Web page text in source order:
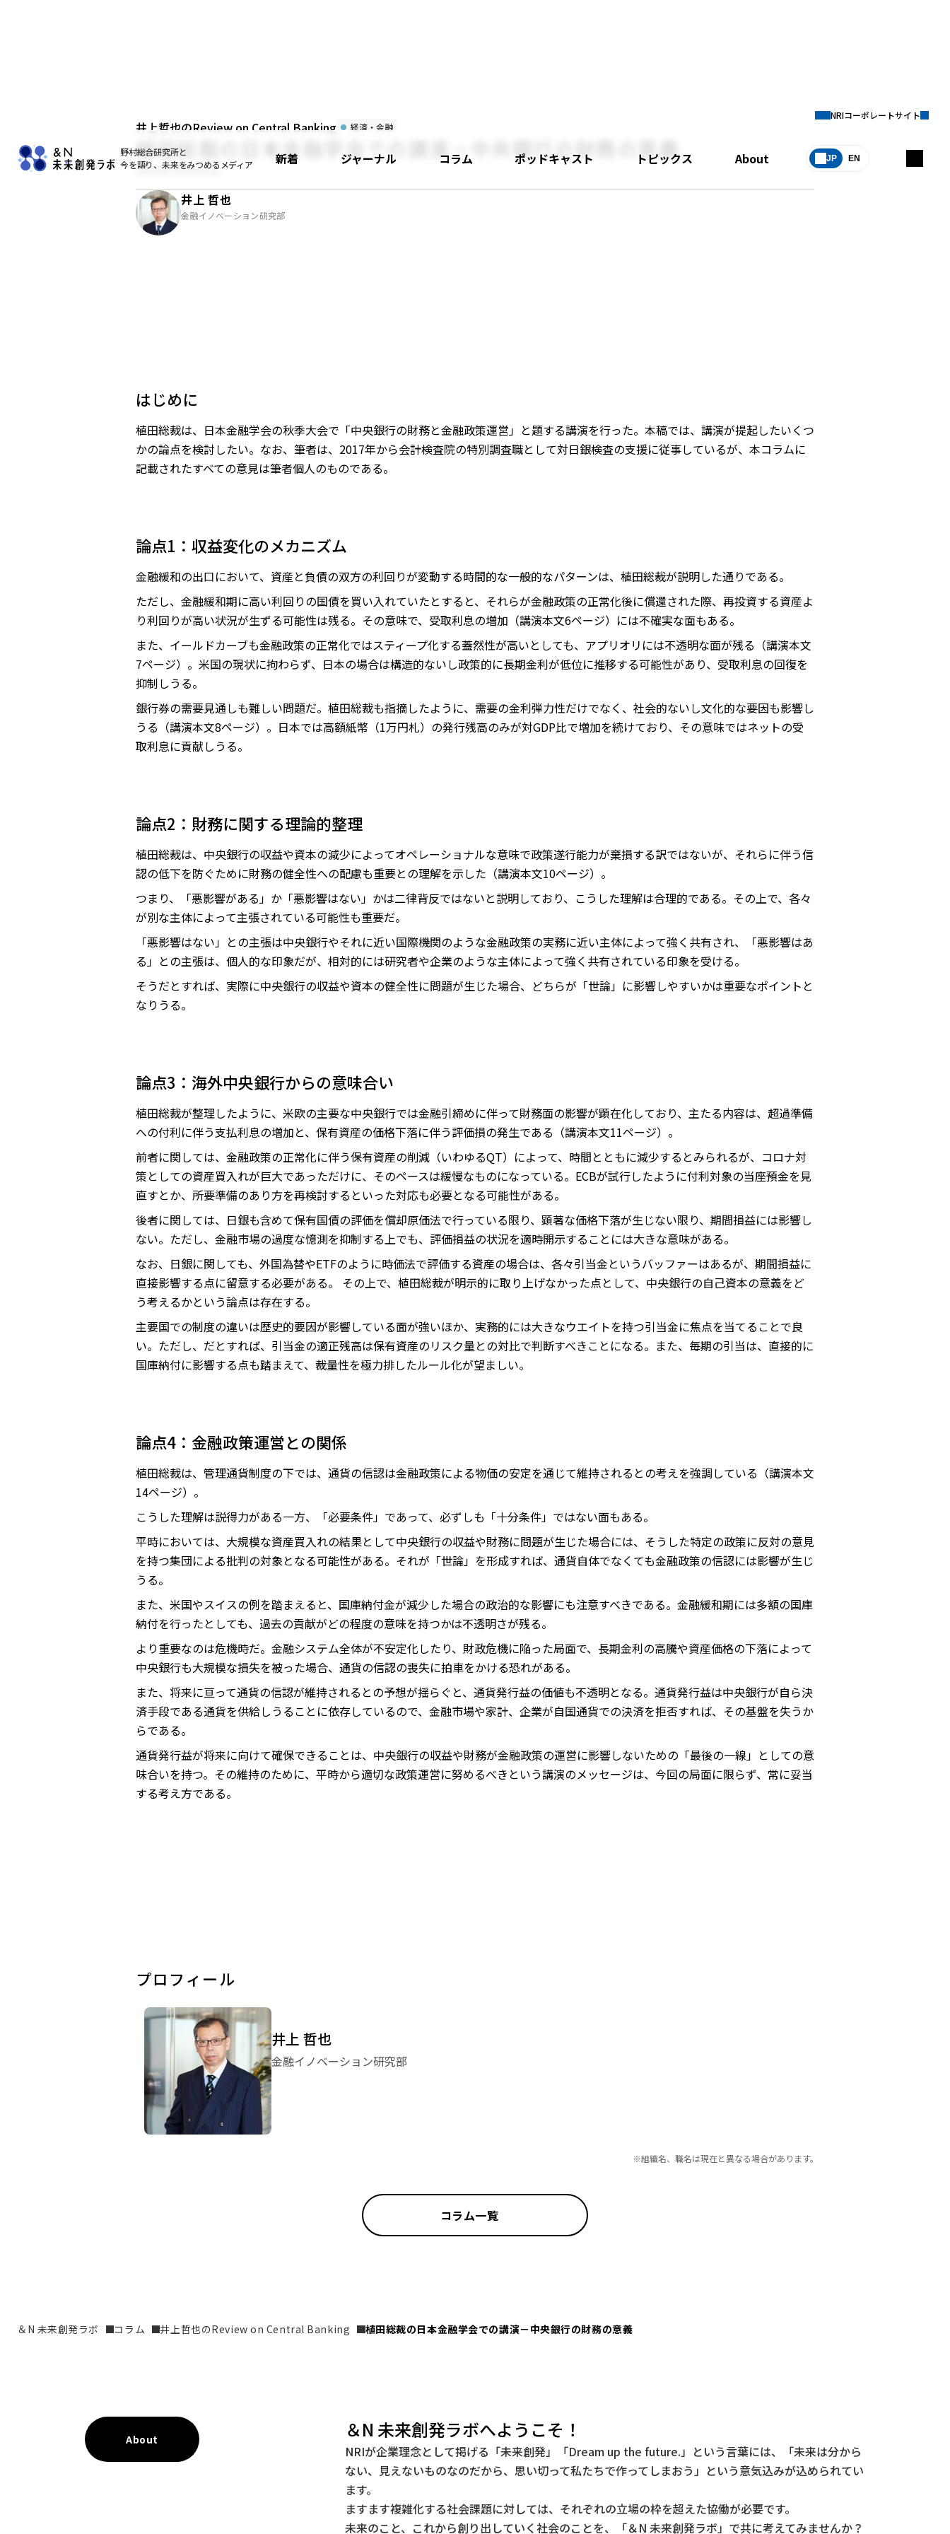
野村総合研究所と
今を語り、未来をみつめるメディア
新着 ジャーナル コラム ポッドキャスト トピックス About JP EN
NRIコーポレートサイト
井上哲也のReview on Central Banking 経済・金融
植田総裁の日本金融学会での講演－中央銀行の財務の意義
2023年10月01日
井上 哲也
金融イノベーション研究部
はじめに
植田総裁は、日本金融学会の秋季大会で「中央銀行の財務と金融政策運営」と題する講演を行った。本稿では、講演が提起したいくつ
かの論点を検討したい。なお、筆者は、2017年から会計検査院の特別調査職として対日銀検査の支援に従事しているが、本コラムに
記載されたすべての意見は筆者個人のものである。
論点1：収益変化のメカニズム
金融緩和の出口において、資産と負債の双方の利回りが変動する時間的な一般的なパターンは、植田総裁が説明した通りである。
ただし、金融緩和期に高い利回りの国債を買い入れていたとすると、それらが金融政策の正常化後に償還された際、再投資する資産よ
り利回りが高い状況が生ずる可能性は残る。その意味で、受取利息の増加（講演本文6ページ）には不確実な面もある。
また、イールドカーブも金融政策の正常化ではスティープ化する蓋然性が高いとしても、アプリオリには不透明な面が残る（講演本文
7ページ）。米国の現状に拘わらず、日本の場合は構造的ないし政策的に長期金利が低位に推移する可能性があり、受取利息の回復を
抑制しうる。
銀行券の需要見通しも難しい問題だ。植田総裁も指摘したように、需要の金利弾力性だけでなく、社会的ないし文化的な要因も影響し
うる（講演本文8ページ）。日本では高額紙幣（1万円札）の発行残高のみが対GDP比で増加を続けており、その意味ではネットの受
取利息に貢献しうる。
論点2：財務に関する理論的整理
植田総裁は、中央銀行の収益や資本の減少によってオペレーショナルな意味で政策遂行能力が棄損する訳ではないが、それらに伴う信
認の低下を防ぐために財務の健全性への配慮も重要との理解を示した（講演本文10ページ）。
つまり、「悪影響がある」か「悪影響はない」かは二律背反ではないと説明しており、こうした理解は合理的である。その上で、各々
が別な主体によって主張されている可能性も重要だ。
「悪影響はない」との主張は中央銀行やそれに近い国際機関のような金融政策の実務に近い主体によって強く共有され、「悪影響はあ
る」との主張は、個人的な印象だが、相対的には研究者や企業のような主体によって強く共有されている印象を受ける。
そうだとすれば、実際に中央銀行の収益や資本の健全性に問題が生じた場合、どちらが「世論」に影響しやすいかは重要なポイントと
なりうる。
論点3：海外中央銀行からの意味合い
植田総裁が整理したように、米欧の主要な中央銀行では金融引締めに伴って財務面の影響が顕在化しており、主たる内容は、超過準備
への付利に伴う支払利息の増加と、保有資産の価格下落に伴う評価損の発生である（講演本文11ページ）。
前者に関しては、金融政策の正常化に伴う保有資産の削減（いわゆるQT）によって、時間とともに減少するとみられるが、コロナ対
策としての資産買入れが巨大であっただけに、そのペースは緩慢なものになっている。ECBが試行したように付利対象の当座預金を見
直すとか、所要準備のあり方を再検討するといった対応も必要となる可能性がある。
後者に関しては、日銀も含めて保有国債の評価を償却原価法で行っている限り、顕著な価格下落が生じない限り、期間損益には影響し
ない。ただし、金融市場の過度な憶測を抑制する上でも、評価損益の状況を適時開示することには大きな意味がある。
なお、日銀に関しても、外国為替やETFのように時価法で評価する資産の場合は、各々引当金というバッファーはあるが、期間損益に
直接影響する点に留意する必要がある。 その上で、植田総裁が明示的に取り上げなかった点として、中央銀行の自己資本の意義をど
う考えるかという論点は存在する。
主要国での制度の違いは歴史的要因が影響している面が強いほか、実務的には大きなウエイトを持つ引当金に焦点を当てることで良
い。ただし、だとすれば、引当金の適正残高は保有資産のリスク量との対比で判断すべきことになる。また、毎期の引当は、直接的に
国庫納付に影響する点も踏まえて、裁量性を極力排したルール化が望ましい。
論点4：金融政策運営との関係
植田総裁は、管理通貨制度の下では、通貨の信認は金融政策による物価の安定を通じて維持されるとの考えを強調している（講演本文
14ページ）。
こうした理解は説得力がある一方、「必要条件」であって、必ずしも「十分条件」ではない面もある。
平時においては、大規模な資産買入れの結果として中央銀行の収益や財務に問題が生じた場合には、そうした特定の政策に反対の意見
を持つ集団による批判の対象となる可能性がある。それが「世論」を形成すれば、通貨自体でなくても金融政策の信認には影響が生じ
うる。
また、米国やスイスの例を踏まえると、国庫納付金が減少した場合の政治的な影響にも注意すべきである。金融緩和期には多額の国庫
納付を行ったとしても、過去の貢献がどの程度の意味を持つかは不透明さが残る。
より重要なのは危機時だ。金融システム全体が不安定化したり、財政危機に陥った局面で、長期金利の高騰や資産価格の下落によって
中央銀行も大規模な損失を被った場合、通貨の信認の喪失に拍車をかける恐れがある。
また、将来に亘って通貨の信認が維持されるとの予想が揺らぐと、通貨発行益の価値も不透明となる。通貨発行益は中央銀行が自ら決
済手段である通貨を供給しうることに依存しているので、金融市場や家計、企業が自国通貨での決済を拒否すれば、その基盤を失うか
らである。
通貨発行益が将来に向けて確保できることは、中央銀行の収益や財務が金融政策の運営に影響しないための「最後の一線」としての意
味合いを持つ。その維持のために、平時から適切な政策運営に努めるべきという講演のメッセージは、今回の局面に限らず、常に妥当
する考え方である。
プロフィール
井上 哲也
金融イノベーション研究部
※組織名、職名は現在と異なる場合があります。
コラム一覧
＆N 未来創発ラボ コラム 井上哲也のReview on Central Banking 植田総裁の日本金融学会での講演－中央銀行の財務の意義
About ＆N 未来創発ラボへようこそ！
NRIが企業理念として掲げる「未来創発」「Dream up the future.」という言葉には、「未来は分から
ない、見えないものなのだから、思い切って私たちで作ってしまおう」という意気込みが込められてい
ます。
ますます複雑化する社会課題に対しては、それぞれの立場の枠を超えた協働が必要です。
未来のこと、これから創り出していく社会のことを、「＆N 未来創発ラボ」で共に考えてみませんか？